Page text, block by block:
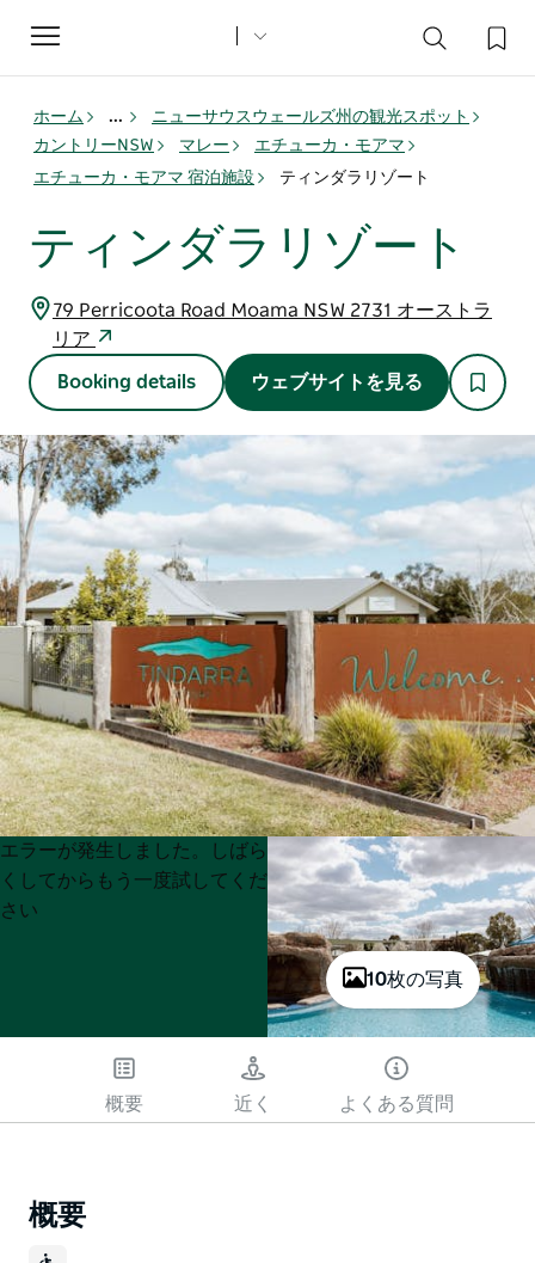
Toggle
navigation
ホーム ...
ニューサウスウェールズ州の観光スポット
カントリーNSW
マレー
エチューカ・モアマ
エチューカ・モアマ 宿泊施設
ティンダラリゾート
ティンダラリゾート
79 Perricoota Road Moama NSW 2731 オーストラ
リア
Booking details ウェブサイトを見る
10枚の写真
Product
List
Product
List
エラーが発生しました。しばら
くしてからもう一度試してくだ
さい
概要 近く よくある質問
概要